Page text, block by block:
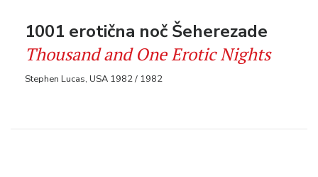
1001 erotična noč Šeherezade
Thousand and One Erotic Nights
Stephen Lucas, USA 1982 / 1982